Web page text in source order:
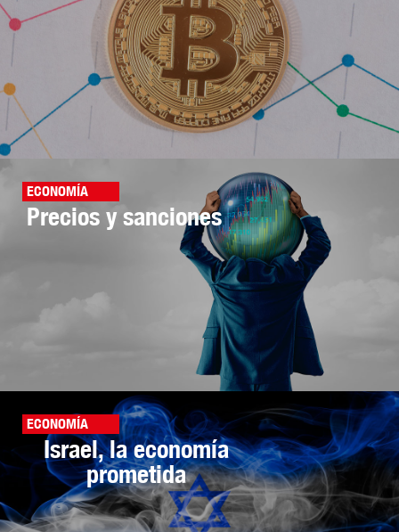
ECONOMÍA
Precios y sanciones
ECONOMÍA
Israel, la economía
prometida